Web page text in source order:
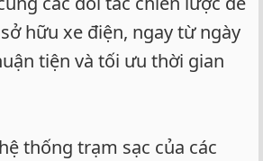
hữu xe điện, ngay từ ngày
tiện và tối ưu thời gian
thống trạm sạc của các